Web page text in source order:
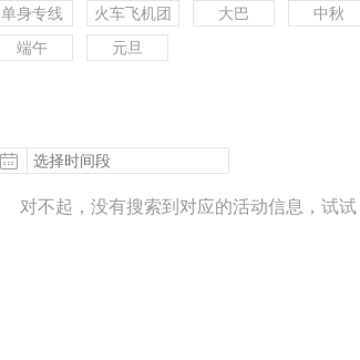
单身专线 火车飞机团 大巴 中秋
端午 元旦
更多
对不起，没有搜索到对应的活动信息，试试